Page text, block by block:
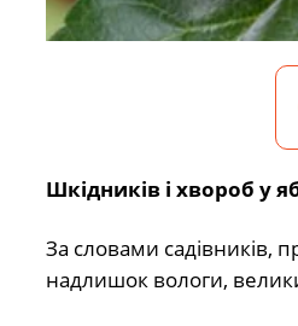
Шкідників і хвороб у
За словами садівників,
надлишок вологи,